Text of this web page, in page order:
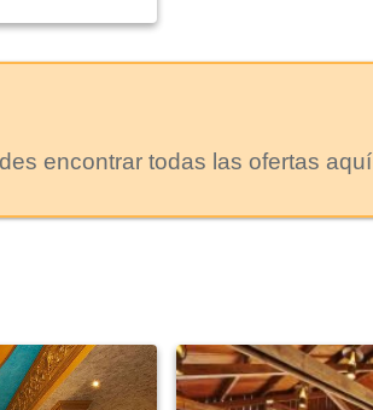
encontrar todas las ofertas aquí